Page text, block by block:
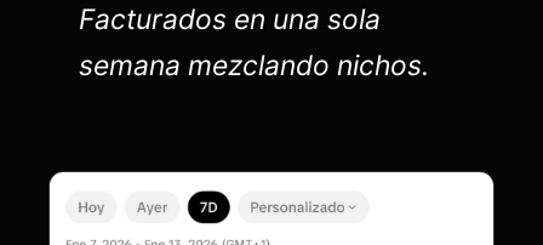
Facturados en una sola
semana mezclando nichos.